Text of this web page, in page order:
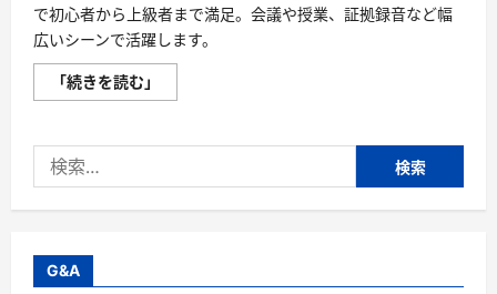
で初心者から上級者まで満足。会議や授業、証拠録音など幅
広いシーンで活躍します。
「続きを読む」
16GB
ミ
｜
小
ー
索:
G&A